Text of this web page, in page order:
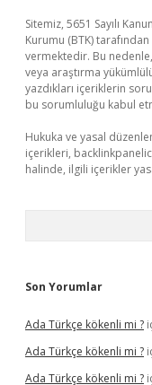
Sitemiz, 5651 Sayılı
Kurumu (BTK)
vermektedir. Bu
veya araştırma
yazdıkları içeriklerin
bu sorumluluğu kabul
Hukuka ve yasal
içerikleri,
halinde, ilgili içerikler
Son Yorumlar
Ada Türkçe kökenli mi ?
Ada Türkçe kökenli mi ?
Ada Türkçe kökenli mi ?